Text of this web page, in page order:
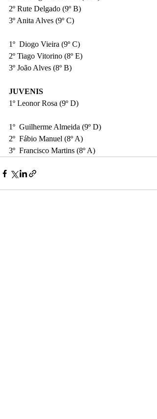
2º Rute Delgado (9º B)
3º Anita Alves (9º C)
1º  Diogo Vieira (9º C)
2º Tiago Vitorino (8º E)
3º João Alves (8º B)
JUVENIS
1º Leonor Rosa (9º D)
1º  Guilherme Almeida (9º D)
2º  Fábio Manuel (8º A)
3º  Francisco Martins (8º A)